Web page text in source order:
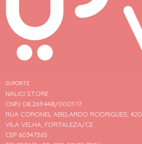
SUPORTE
NALICI STORE
CNPJ 08.269.448/0001-17
RUA CORONEL ABELARDO RODRIGUES, 420
VILA VELHA, FORTALEZA/CE
CEP 60347365